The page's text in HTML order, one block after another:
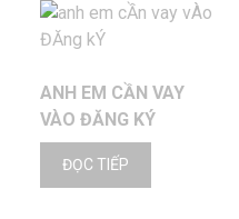
ANH EM CẦN VAY
VÀO ĐĂNG KÝ
ĐỌC TIẾP